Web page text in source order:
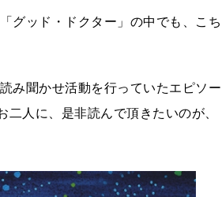
グッド・ドクター」の中でも、こち
み聞かせ活動を行っていたエピソー
人に、是非読んで頂きたいのが、